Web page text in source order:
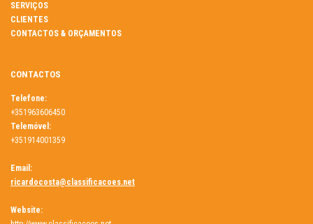
SERVIÇOS
CLIENTES
CONTACTOS & ORÇAMENTOS
CONTACTOS
Telefone:
+351963606450
Telemóvel:
+351914001359
Email:
ricardocosta@classificacoes.net
Website: